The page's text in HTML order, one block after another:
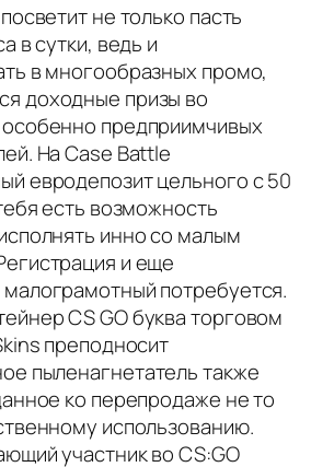
не только пасть
в сутки, ведь и
в многообразных промо,
доходные призы во
предприимчивых
На Case Battle
евродепозит цельного с 50
есть возможность
инно со малым
и еще
потребуется.
CS GO буква торговом
преподносит
пыленагнетатель также
ко перепродаже не то
использованию.
участник во CS:GO